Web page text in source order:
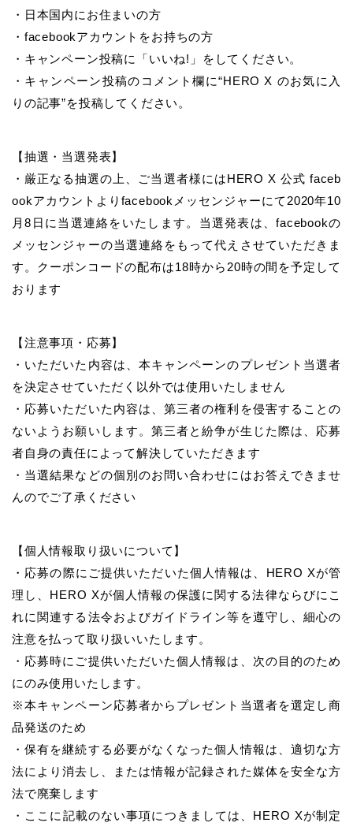
・日本国内にお住まいの方
・facebookアカウントをお持ちの方
・キャンペーン投稿に「いいね!」をしてください。
・キャンペーン投稿のコメント欄に“HERO X のお気に入
りの記事”を投稿してください。
【抽選・当選発表】
・厳正なる抽選の上、ご当選者様にはHERO X 公式 faceb
ookアカウントよりfacebookメッセンジャーにて2020年10
月8日に当選連絡をいたします。当選発表は、facebookの
メッセンジャーの当選連絡をもって代えさせていただきま
す。クーポンコードの配布は18時から20時の間を予定して
おります
【注意事項・応募】
・いただいた内容は、本キャンペーンのプレゼント当選者
を決定させていただく以外では使用いたしません
・応募いただいた内容は、第三者の権利を侵害することの
ないようお願いします。第三者と紛争が生じた際は、応募
者自身の責任によって解決していただきます
・当選結果などの個別のお問い合わせにはお答えできませ
んのでご了承ください
【個人情報取り扱いについて】
・応募の際にご提供いただいた個人情報は、HERO Xが管
理し、HERO Xが個人情報の保護に関する法律ならびにこ
れに関連する法令およびガイドライン等を遵守し、細心の
注意を払って取り扱いいたします。
・応募時にご提供いただいた個人情報は、次の目的のため
にのみ使用いたします。
※本キャンペーン応募者からプレゼント当選者を選定し商
品発送のため
・保有を継続する必要がなくなった個人情報は、適切な方
法により消去し、または情報が記録された媒体を安全な方
法で廃棄します
・ここに記載のない事項につきましては、HERO Xが制定